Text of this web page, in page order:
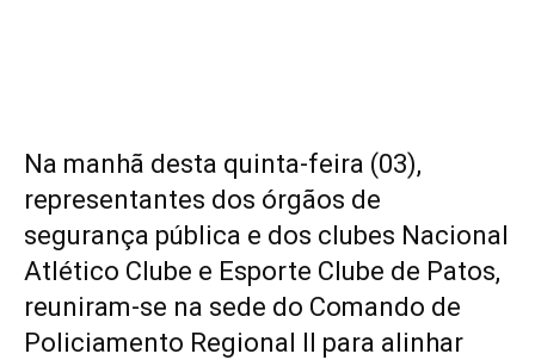
Na manhã desta quinta-feira (03),
representantes dos órgãos de
segurança pública e dos clubes Nacional
Atlético Clube e Esporte Clube de Patos,
reuniram-se na sede do Comando de
Policiamento Regional II para alinhar